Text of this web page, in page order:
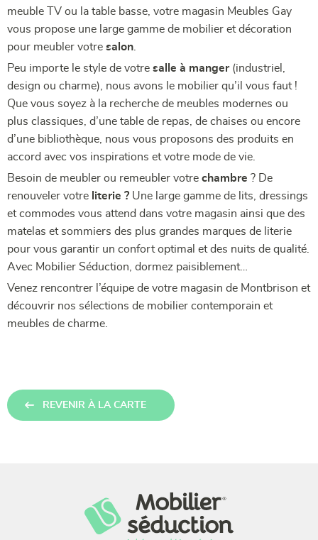
meuble TV ou la table basse, votre magasin Meubles Gay
vous propose une large gamme de mobilier et décoration
pour meubler votre salon
Peu importe le style de votre salle à manger(industriel,
design ou charme), nous avons le mobilier qu’il vous faut !
Que vous soyez à la recherche de meubles modernes ou
plus classiques, d’une table de repas, de chaises ou encore
d’une bibliothèque, nous vous proposons des produits en
accord avec vos inspirations et votre mode de vie.
Besoin de meubler ou remeubler votre chambre ? De
renouveler votre literie ? Une large gamme de lits, dressings
et commodes vous attend dans votre magasin ainsi que des
matelas et sommiers des plus grandes marques de literie
pour vous garantir un confort optimal et des nuits de qualité.
Avec Mobilier Séduction, dormez paisiblement…
Venez rencontrer l’équipe de votre magasin de Montbrison et
découvrir nos sélections de mobilier contemporain et
meubles de charme.
REVENIR À LA CARTE